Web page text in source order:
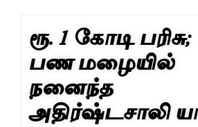
ரூ. 1 கோடி பரிசு;
பண மழையில்
நனைந்த
அதிர்ஷ்டசாலி